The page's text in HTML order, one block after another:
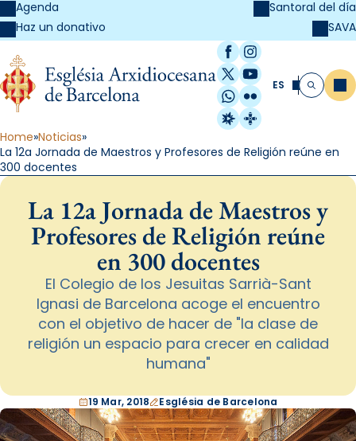
Agenda
Haz un donativo
Santoral del día
SAVA
Facebook
Instagram
X / Twitter
YouTube
WhatsApp
Flickr
Radio Estel
Catalunya
ES Buscar
Home Noticias
La 12a Jornada de Maestros y Profesores de Religión reúne en
300 docentes
La 12a Jornada de Maestros y
Profesores de Religión reúne
en 300 docentes
El Colegio de los Jesuitas Sarrià-Sant
Ignasi de Barcelona acoge el encuentro
con el objetivo de hacer de "la clase de
religión un espacio para crecer en calidad
humana"
19 Mar, 2018 Església de Barcelona